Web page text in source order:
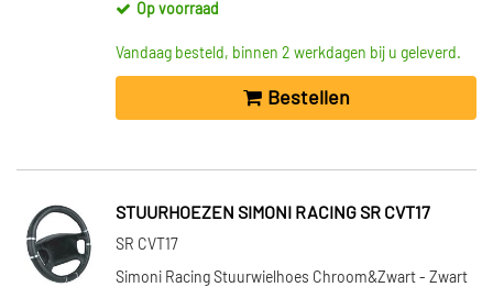
Op voorraad
Vandaag besteld, binnen 2 werkdagen bij u geleverd.
Bestellen
STUURHOEZEN SIMONI RACING SR CVT17
SR CVT17
Simoni Racing Stuurwielhoes Chroom&Zwart - Zwart